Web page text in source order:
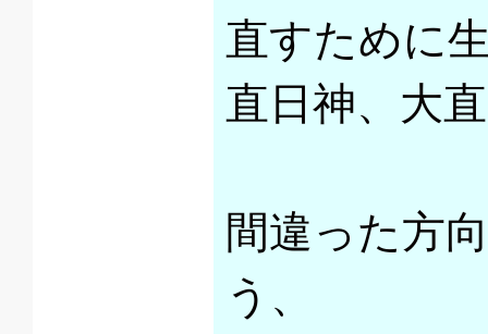
直すために
直日神、大
間違った方
う、